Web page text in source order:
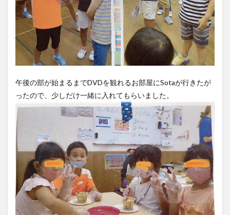
午後の部が始まるまでDVDを観れるお部屋にSotaが行きたが
ったので、少しだけ一緒に入れてもらいました。